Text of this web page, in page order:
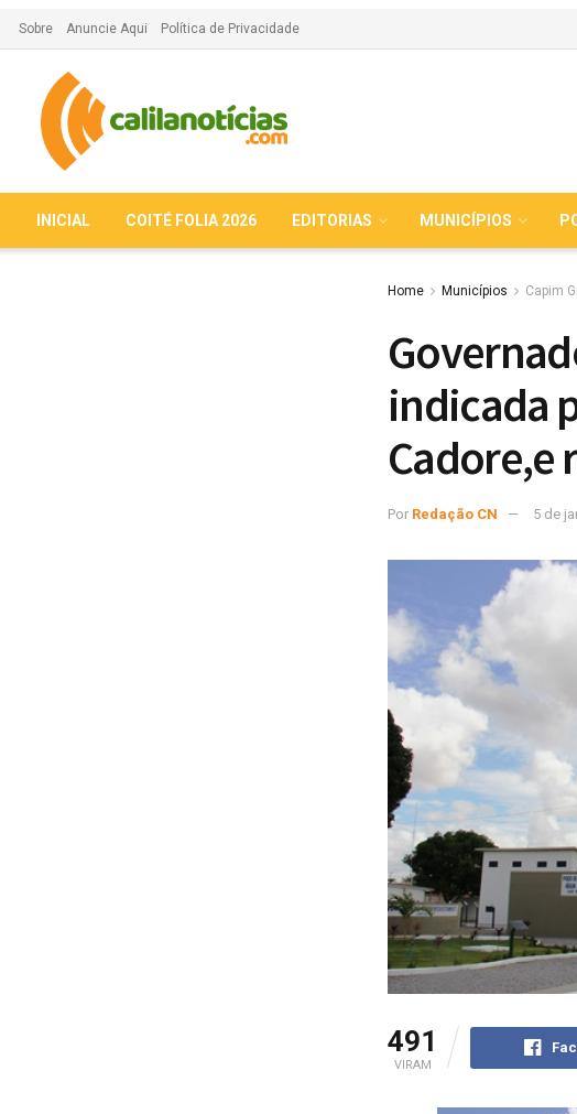
Sobre Anuncie Aqui Política de Privacidade
INICIAL COITÉ FOLIA 2026 EDITORIAS MUNICÍPIOS
Home Municípios Capim
indicada
Cadore,e
Por Redação CN 5 de
491
VIRAM